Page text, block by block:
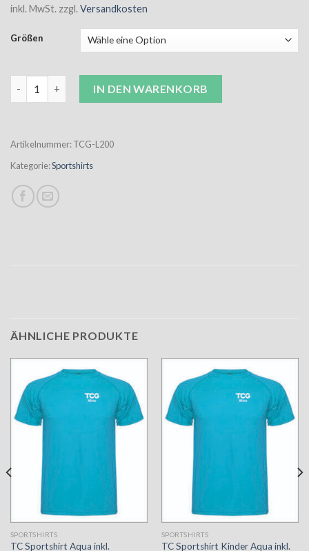
inkl. MwSt. zzgl. Versandkosten
Größen
IN DEN WARENKORB
Artikelnummer:TCG-L200
Kategorie:Sportshirts
ÄHNLICHE PRODUKTE
SPORTSHIRTS
TC Sportshirt Aqua inkl.
SPORTSHIRTS
TC Sportshirt Kinder Aqua inkl.